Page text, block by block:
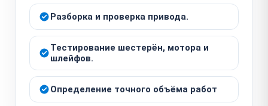
Разборка и проверка привода.
Тестирование шестерён, мотора и
шлейфов.
Определение точного объёма работ